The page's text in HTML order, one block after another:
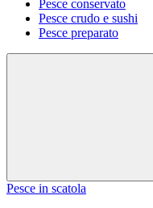
Pesce conservato
Pesce crudo e sushi
Pesce preparato
Pesce in scatola